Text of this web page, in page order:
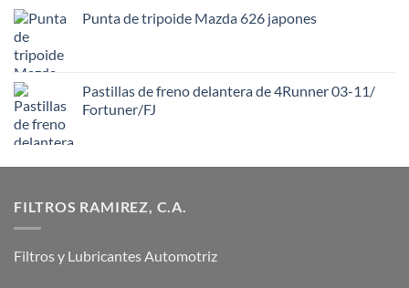
Punta de tripoide Mazda 626 japones
Pastillas de freno delantera de 4Runner 03-11/
Fortuner/FJ
FILTROS RAMIREZ, C.A.
Filtros y Lubricantes Automotriz